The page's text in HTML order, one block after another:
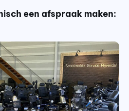
een afspraak maken: